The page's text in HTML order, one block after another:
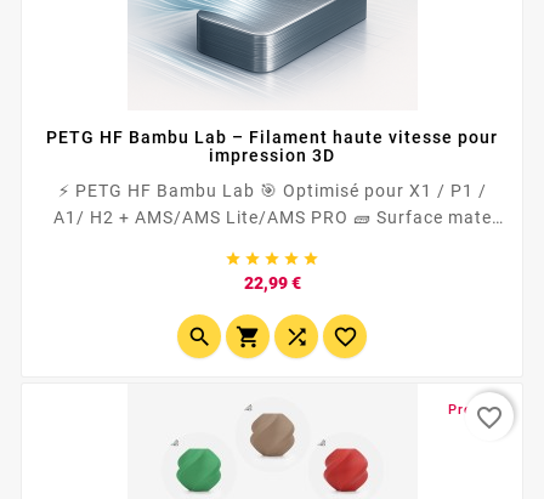
PETG HF Bambu Lab – Filament haute vitesse pour
impression 3D
⚡ PETG HF Bambu Lab 🎯 Optimisé pour X1 / P1 /
A1/ H2 + AMS/AMS Lite/AMS PRO 🧱 Surface mate
résistant que le PLA → idéal pièces fonctionnelles 🌡️
Séchage recommandé...
    
22,99 €Prix
   
Promo !
favorite_border